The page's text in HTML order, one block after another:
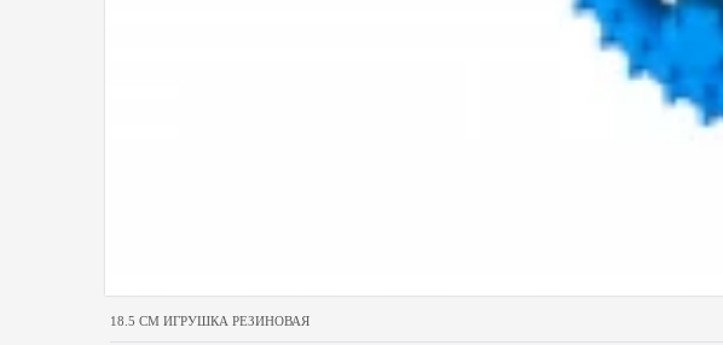
18.5 CM ИГРУШКА РЕЗИНОВАЯ